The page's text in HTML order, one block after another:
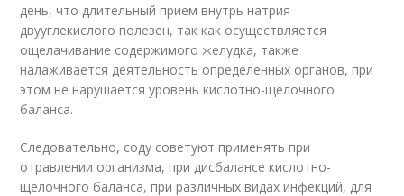
день, что длительный прием внутрь натрия
двууглекислого полезен, так как осуществляется
ощелачивание содержимого желудка, также
налаживается деятельность определенных органов, при
этом не нарушается уровень кислотно-щелочного
баланса.
Следовательно, соду советуют применять при
отравлении организма, при дисбалансе кислотно-
щелочного баланса, при различных видах инфекций, для